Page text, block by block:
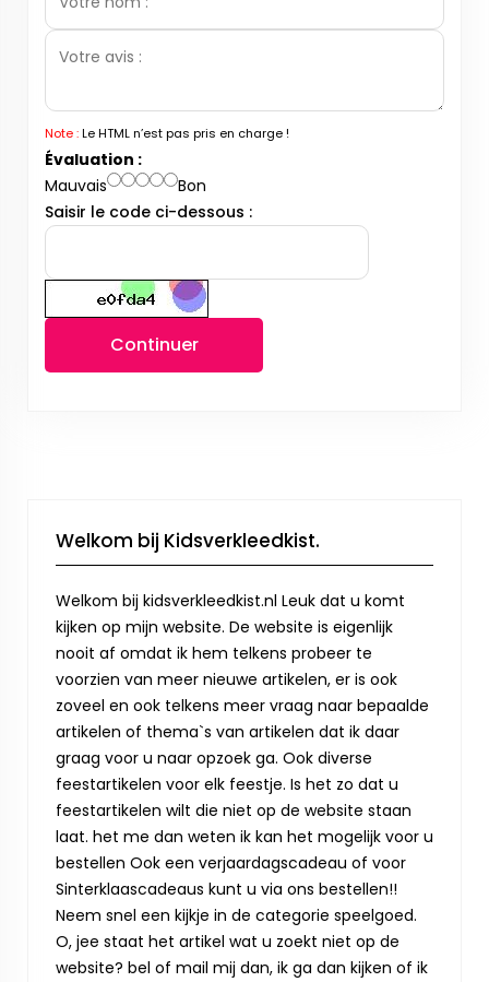
Note :Le HTML n’est pas pris en charge !
Évaluation :
Mauvais
Bon
Saisir le code ci-dessous :
Continuer
Welkom bij Kidsverkleedkist.
Welkom bij kidsverkleedkist.nl Leuk dat u komt
kijken op mijn website. De website is eigenlijk
nooit af omdat ik hem telkens probeer te
voorzien van meer nieuwe artikelen, er is ook
zoveel en ook telkens meer vraag naar bepaalde
artikelen of thema`s van artikelen dat ik daar
graag voor u naar opzoek ga. Ook diverse
feestartikelen voor elk feestje. Is het zo dat u
feestartikelen wilt die niet op de website staan
laat. het me dan weten ik kan het mogelijk voor u
bestellen Ook een verjaardagscadeau of voor
Sinterklaascadeaus kunt u via ons bestellen!!
Neem snel een kijkje in de categorie speelgoed.
O, jee staat het artikel wat u zoekt niet op de
website? bel of mail mij dan, ik ga dan kijken of ik